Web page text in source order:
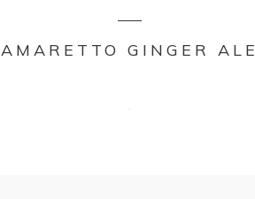
AMARETTO GINGER ALE